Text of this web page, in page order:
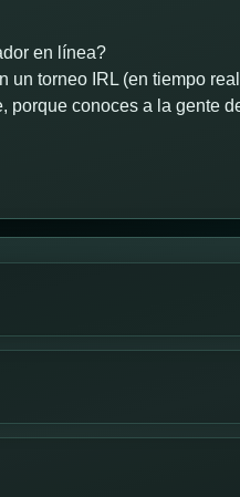
en línea?
torneo IRL (en tiempo
porque conoces a la gente